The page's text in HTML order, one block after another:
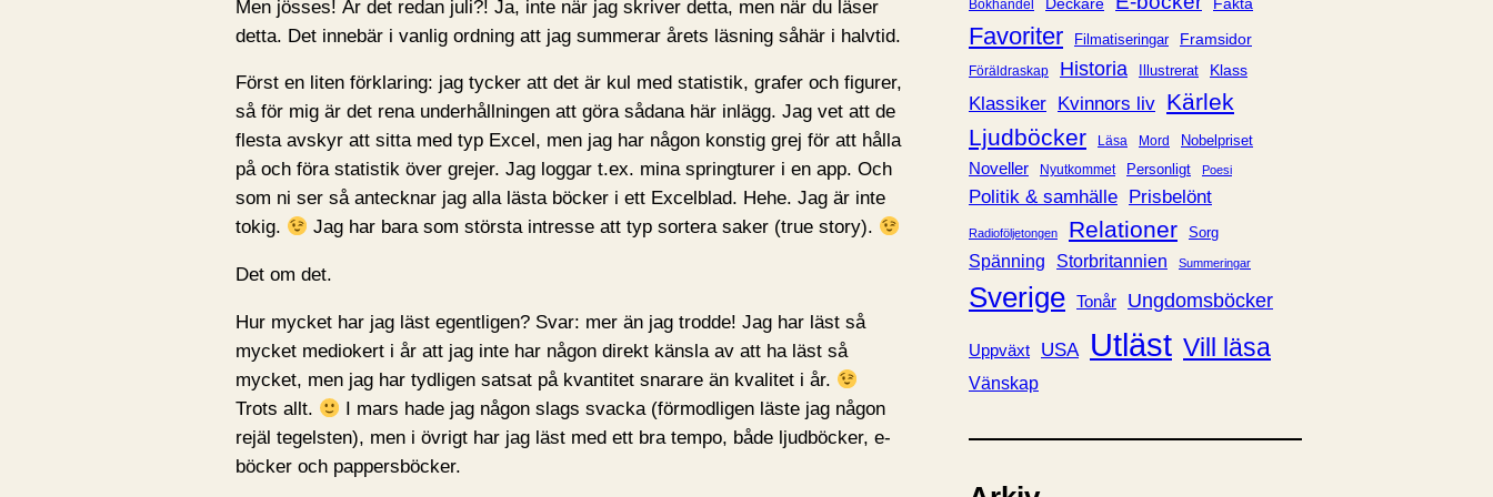
Men jösses! Är det redan juli?! Ja, inte när jag skriver detta, men när du läser
detta. Det innebär i vanlig ordning att jag summerar årets läsning såhär i halvtid.
Först en liten förklaring: jag tycker att det är kul med statistik, grafer och figurer,
så för mig är det rena underhållningen att göra sådana här inlägg. Jag vet att de
flesta avskyr att sitta med typ Excel, men jag har någon konstig grej för att hålla
på och föra statistik över grejer. Jag loggar t.ex. mina springturer i en app. Och
som ni ser så antecknar jag alla lästa böcker i ett Excelblad. Hehe. Jag är inte
tokig.
Jag har bara som största intresse att typ sortera saker (true story).
Det om det.
Hur mycket har jag läst egentligen? Svar: mer än jag trodde! Jag har läst så
mycket mediokert i år att jag inte har någon direkt känsla av att ha läst så
mycket, men jag har tydligen satsat på kvantitet snarare än kvalitet i år.
Trots allt.
I mars hade jag någon slags svacka (förmodligen läste jag någon
rejäl tegelsten), men i övrigt har jag läst med ett bra tempo, både ljudböcker, e-
böcker och pappersböcker.
e
r
Bokhandel
Favoriter Filmatiseringar Framsidor
Föräldraskap Historia Illustrerat Klass
Klassiker Kvinnors liv Kärlek
Ljudböcker
Läsa Mord Nobelpriset
Noveller Nyutkommet Personligt Poesi
Politik & samhälle Prisbelönt
Radioföljetongen Relationer Sorg
Spänning Storbritannien Summeringar
Sverige Tonår Ungdomsböcker
Uppväxt USA Utläst Vill läsa
Vänskap